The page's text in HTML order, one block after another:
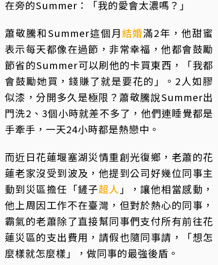
在旁的Summer：「我的愛會太濃嗎？」
蕭敬騰和Summer這個月結婚滿2年，他甜蜜
表示每天都像在過節，非常幸福，他都會鼓勵
節省的Summer可以刷他的卡買東西，「我都
會鼓勵她買，錢賺了就是要花的」。2人如膠
似漆，分開多久是極限？蕭敬騰說Summer出
門洗2、3個小時就差不多了，他們連睡覺都是
手牽手，一天24小時都是熱戀中。
而近日花蓮堰塞湖災情重創光復鄉，老蕭的花
蓮老家沒受到波及，他提到公司好幾位同事主
動到災區擔任「鏟子超人 」，讓他相當感動，
他上周因工作不在臺灣，但對於熱心的同事，
霸氣的老蕭除了直接幫同事們支付所有前往花
蓮災區的支出費用，請假也隨同事請，「想怎
麼樣就怎麼樣」，做同事的最強後盾。